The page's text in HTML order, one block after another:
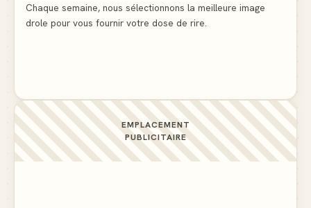
Chaque semaine, nous sélectionnons la meilleure image
drole pour vous fournir votre dose de rire.
EMPLACEMENT
PUBLICITAIRE